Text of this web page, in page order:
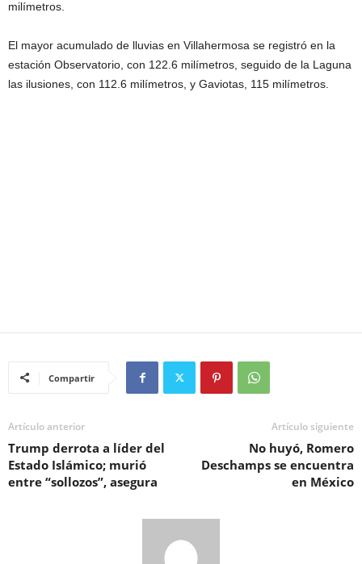
milímetros.
El mayor acumulado de lluvias en Villahermosa se registró en la
estación Observatorio, con 122.6 milímetros, seguido de la Laguna
las ilusiones, con 112.6 milímetros, y Gaviotas, 115 milímetros.
Compartir
Artículo anterior
Trump derrota a líder del
Estado Islámico; murió
entre “sollozos”, asegura
Artículo siguiente
No huyó, Romero
Deschamps se encuentra
en México